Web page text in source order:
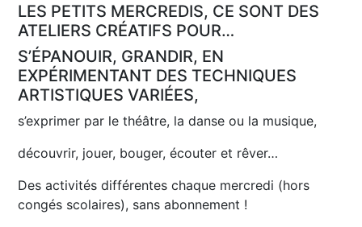
LES PETITS MERCREDIS, CE SONT DES
ATELIERS CRÉATIFS POUR…
S’ÉPANOUIR, GRANDIR, EN
EXPÉRIMENTANT DES TECHNIQUES
ARTISTIQUES VARIÉES,
s’exprimer par le théâtre, la danse ou la musique,
découvrir, jouer, bouger, écouter et rêver…
Des activités différentes chaque mercredi (hors
congés scolaires), sans abonnement !